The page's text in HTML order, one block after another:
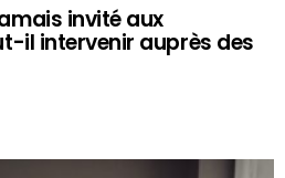
invité aux
il intervenir auprès des